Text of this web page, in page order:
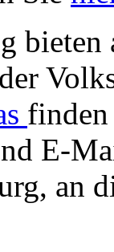
bieten
finden
E-
an